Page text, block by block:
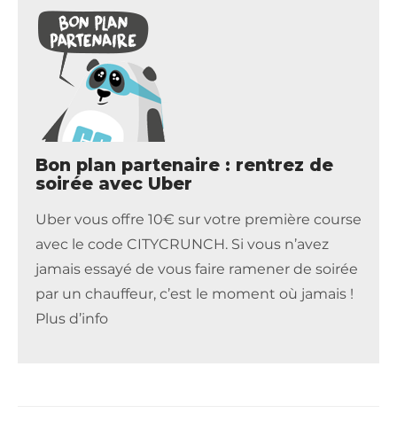
Bon plan partenaire : rentrez de
soirée avec Uber
Uber vous offre 10€ sur votre première course
avec le code CITYCRUNCH. Si vous n’avez
jamais essayé de vous faire ramener de soirée
par un chauffeur, c’est le moment où jamais !
Plus d’info